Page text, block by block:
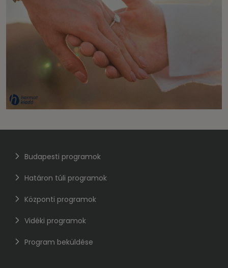
Budapesti programok
Határon túli programok
Központi programok
Vidéki programok
Program beküldése